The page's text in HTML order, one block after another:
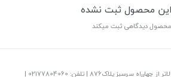
این محصول ثبت نشده
محصول دیدگاهی ثبت میکند
آدرس: تهران نارمک خیابان آیت بالاتر از چهارراه سرسبز پلاک876 | تلفن: ‎02177804060 |